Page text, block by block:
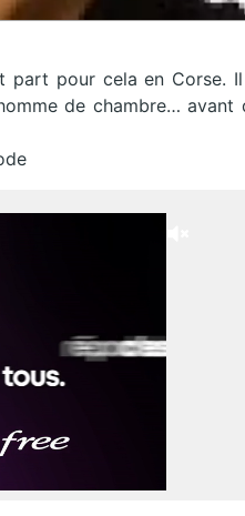
part pour cela en Corse.
de chambre… avant